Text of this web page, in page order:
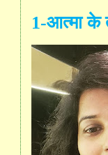
1-आत्मा के